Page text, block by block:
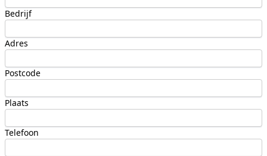
Bedrijf
Adres
Postcode
Plaats
Telefoon